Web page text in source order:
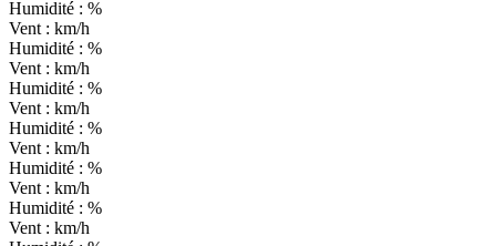
Humidité : %
Vent : km/h
Humidité : %
Vent : km/h
Humidité : %
Vent : km/h
Humidité : %
Vent : km/h
Humidité : %
Vent : km/h
Humidité : %
Vent : km/h